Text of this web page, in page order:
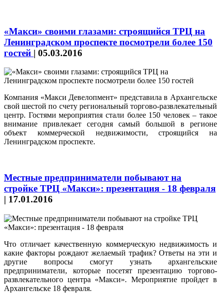
«Макси» своими глазами: cтроящийся ТРЦ на
Ленинградском проспекте посмотрели более 150
гостей | 05.03.2016
Компания «Макси Девелопмент» представила в Архангельске
свой шестой по счету региональный торгово-развлекательный
центр. Гостями мероприятия стали более 150 человек – такое
внимание привлекает сегодня самый большой в регионе
объект коммерческой недвижимости, строящийся на
Ленинградском проспекте.
Местные предприниматели побывают на
стройке ТРЦ «Макси»: презентация - 18 февраля
| 17.01.2016
Что отличает качественную коммерческую недвижимость и
какие факторы рождают желаемый трафик? Ответы на эти и
другие вопросы смогут узнать архангельские
предприниматели, которые посетят презентацию торгово-
развлекательного центра «Макси». Мероприятие пройдет в
Архангельске 18 февраля.